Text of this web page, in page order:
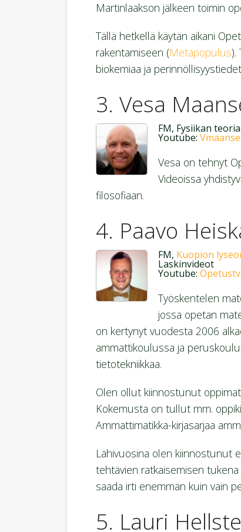
Martinlaakson jälkeen toimin
Tällä hetkellä käytän aikani
rakentamiseen (Metapopulus).
biokemiaa ja
Vesa
FM, Fysiikan
Youtube:
Vesa on tehnyt
Videoissa
filosofiaan.
Paavo
FM, Kuopion
Laskinvideot
Youtube:
Työskentelen
jossa opetan
on kertynyt vuodesta 2006
ammattikoulussa ja
tietotekniikkaa.
Olen ollut kiinnostunut
Kokemusta on tullut mm.
Ammattimatikka-kirjasarjaa
Lähivuosina olen kiinnostunut
tehtävien ratkaisemisen
saada irti enemmän kuin vain
Lauri